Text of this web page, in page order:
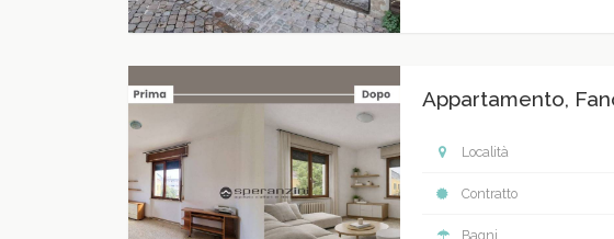
Appartamento,
Località
Contratto
Bagni